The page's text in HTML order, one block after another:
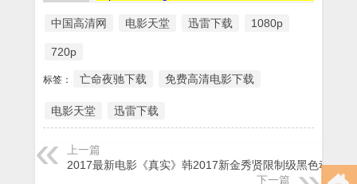
中国高清网 电影天堂 迅雷下载 1080p
720p
标签： 亡命夜驰下载 免费高清电影下载
电影天堂 迅雷下载
上一篇
2017最新电影《真实》韩2017新金秀贤限制级黑色动作
下一篇